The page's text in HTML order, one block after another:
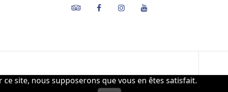
TripadvisorFacebook Instagram
site, nous supposerons que vous en êtes satisfait.